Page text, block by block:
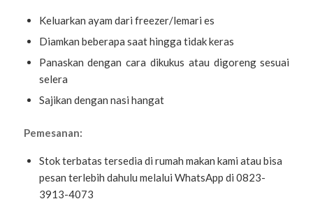
Keluarkan ayam dari freezer/lemari es
Diamkan beberapa saat hingga tidak keras
Panaskan dengan cara dikukus atau digoreng sesuai
selera
Sajikan dengan nasi hangat
Pemesanan:
Stok terbatas tersedia di rumah makan kami atau bisa
pesan terlebih dahulu melalui WhatsApp di 0823-
3913-4073